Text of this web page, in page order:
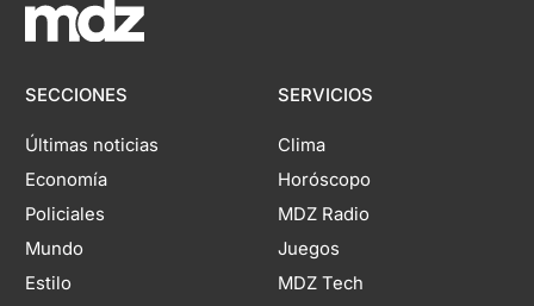
SECCIONES
Últimas noticias
Economía
Policiales
Mundo
Estilo
SERVICIOS
Clima
Horóscopo
MDZ Radio
Juegos
MDZ Tech